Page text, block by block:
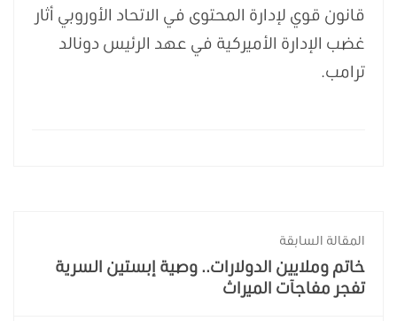
قانون قوي لإدارة المحتوى في الاتحاد الأوروبي أثار
غضب الإدارة الأميركية في عهد الرئيس دونالد
ترامب.
المقالة السابقة
خاتم وملايين الدولارات.. وصية إبستين السرية
تفجر مفاجآت الميراث